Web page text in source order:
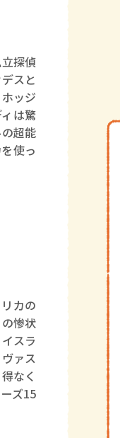
探偵
スと
ッジ
は驚
超能
使っ
カの
惨状
スラ
ァス
なく
ズ15
ン・ザ・システム
ボラ・イン…